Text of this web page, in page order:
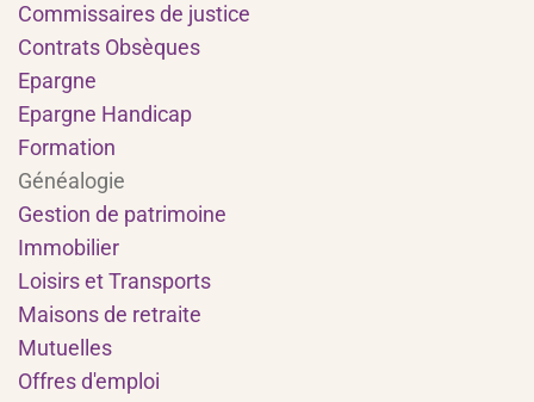
Commissaires de justice
Contrats Obsèques
Epargne
Epargne Handicap
Formation
Généalogie
Gestion de patrimoine
Immobilier
Loisirs et Transports
Maisons de retraite
Mutuelles
Offres d'emploi